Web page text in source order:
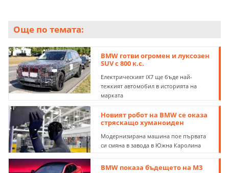
Още по темата:
BMW готви огромен и луксозен
SUV с 800 к.с.
Електрическият iX7 ще бъде най-
тежкият автомобил в историята на
марката
Новият робот на BMW се оказа
стряскащо хуманоиден
Модернизирана машина пое първата
си смяна в завода в Южна Каролина
BMW показа бъдещето на M3